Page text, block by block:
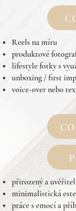
Reels na míru
produktové
lifestyle fotky s
unboxing / first
voice-over nebo
přirozený a
minimalistická
práce s emocí a